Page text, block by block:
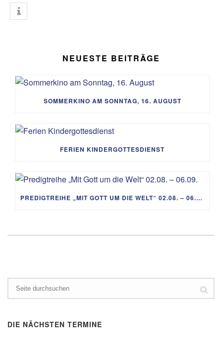
NEUESTE BEITRÄGE
SOMMERKINO AM SONNTAG, 16. AUGUST
FERIEN KINDERGOTTESDIENST
PREDIGTREIHE „MIT GOTT UM DIE WELT“ 02.08. – 06.09.
DIE NÄCHSTEN TERMINE